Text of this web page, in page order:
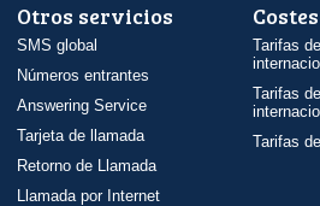
Otros servicios
SMS global
Números entrantes
Answering Service
Tarjeta de llamada
Retorno de Llamada
Llamada por Internet
Costes
Tarifas
Tarifas
Tarifas